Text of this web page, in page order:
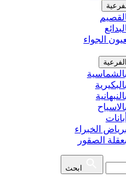
الجواء
الخبراء
الصقور
ابحث